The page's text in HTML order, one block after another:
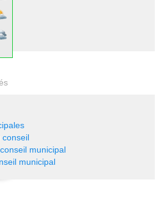
conseil
municipal
municipal